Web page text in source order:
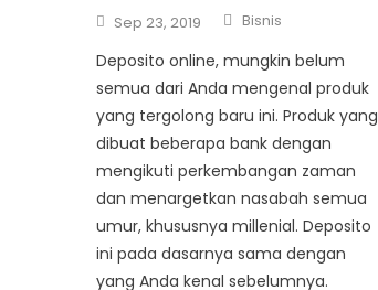
Posted
on
Sep 23, 2019 Author
Bisnis
Deposito online, mungkin belum
semua dari Anda mengenal produk
yang tergolong baru ini. Produk yang
dibuat beberapa bank dengan
mengikuti perkembangan zaman
dan menargetkan nasabah semua
umur, khususnya millenial. Deposito
ini pada dasarnya sama dengan
yang Anda kenal sebelumnya.